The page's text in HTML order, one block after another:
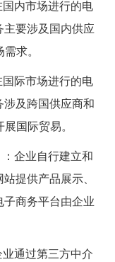
内市场进行的电
要涉及国内供应
求。
际市场进行的电
及跨国供应商和
国际贸易。
企业自行建立和
提供产品展示、
商务平台由企业
通过第三方中介